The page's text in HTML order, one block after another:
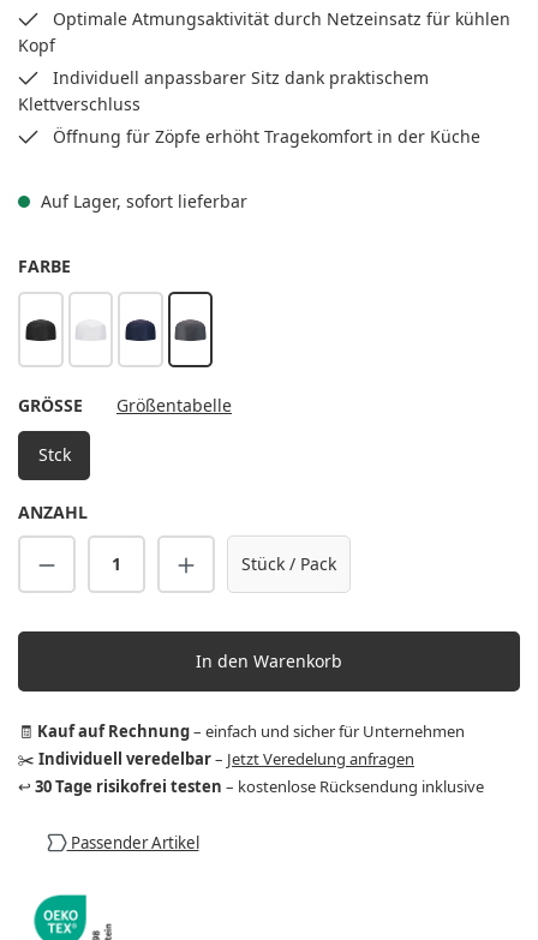
Optimale Atmungsaktivität durch Netzeinsatz für kühlen
Kopf
Individuell anpassbarer Sitz dank praktischem
Klettverschluss
Öffnung für Zöpfe erhöht Tragekomfort in der Küche
Auf Lager, sofort lieferbar
FARBE
schwarzweiß marineanthrazit
GRÖSSE AUSWÄHLEN
Größentabelle
Stck
ANZAHL
Produkt Anzahl: Gib den gewünschten
Stück / Pack
In den Warenkorb
🧾 Kauf auf Rechnung– einfach und sicher für Unternehmen
✂️ Individuell veredelbar– Jetzt Veredelung anfragen
↩️ 30 Tage risikofrei testen – kostenlose Rücksendung inklusive
Passender Artikel